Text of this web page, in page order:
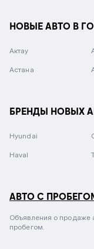
НОВЫЕ АВТО В
Актау
Астана
БРЕНДЫ НОВЫХ
Hyundai
Haval
АВТО С
Объявления о продаже
пробегом.